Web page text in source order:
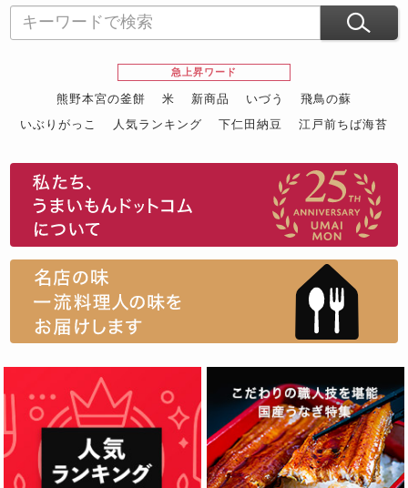
急上昇ワード
熊野本宮の釜餅 米 新商品 いづう
飛鳥の蘇
いぶりがっこ
人気ランキング 下仁田納豆
江戸前ちば海苔